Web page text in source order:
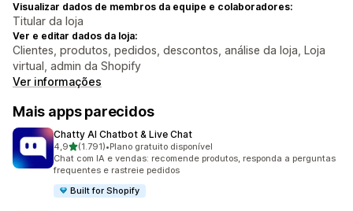
Visualizar dados de membros da equipe e colaboradores:
Titular da loja
Ver e editar dados da loja:
Clientes, produtos, pedidos, descontos, análise da loja, Loja
virtual, admin da Shopify
Ver informações
Mais apps parecidos
Chatty AI Chatbot & Live Chat
4,9de 5 estrelas
(1.791)
1791 avaliações ao todo
•Plano gratuito disponível
Chat com IA e vendas: recomende produtos, responda a perguntas
frequentes e rastreie pedidos
Built for Shopify